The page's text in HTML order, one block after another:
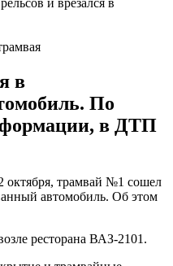
в
По
в ДТП
октября, трамвай №1 сошел
автомобиль. Об этом
ресторана ВАЗ-2101.